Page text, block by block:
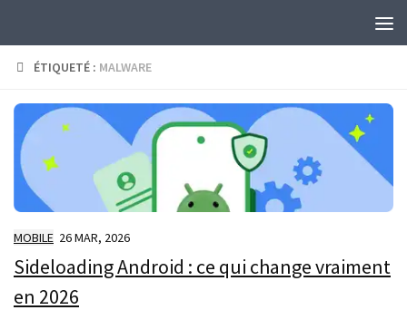
ÉTIQUETÉ : MALWARE
MOBILE 26 MAR, 2026
Sideloading Android : ce qui change vraiment
en 2026